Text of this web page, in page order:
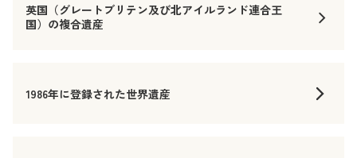
英国（グレートブリテン及び北アイルランド連合王
国）の複合遺産
1986年に登録された世界遺産